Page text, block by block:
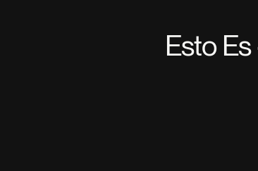
Esto Es